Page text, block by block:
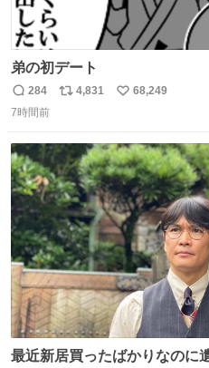
弟の初デート
返
信
284
リ
ト
数
4,831
い
数
68,249
7時間前
最近新居買ったばかりなのに